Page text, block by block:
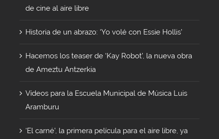
de cine al aire libre
Historia de un abrazo: ‘Yo volé con Essie Hollis’
Hacemos los teaser de ‘Kay Robot’, la nueva obra
de Ameztu Antzerkia
Vídeos para la Escuela Municipal de Música Luis
Aramburu
‘El carné’, la primera película para el aire libre, ya